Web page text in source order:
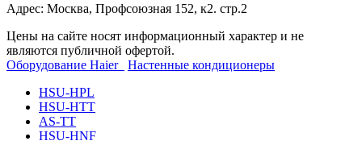
Адрес: Москва, Профсоюзная 152, к2. стр.2
Цены на сайте носят информационный характер и не
являются публичной офертой.
Оборудование Haier
Настенные кондиционеры
HSU-HPL
HSU-HTT
AS-TT
HSU-HNF